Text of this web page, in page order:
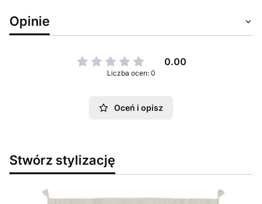
Opinie
0.00
Liczba ocen: 0
Oceń i opisz
Stwórz stylizację